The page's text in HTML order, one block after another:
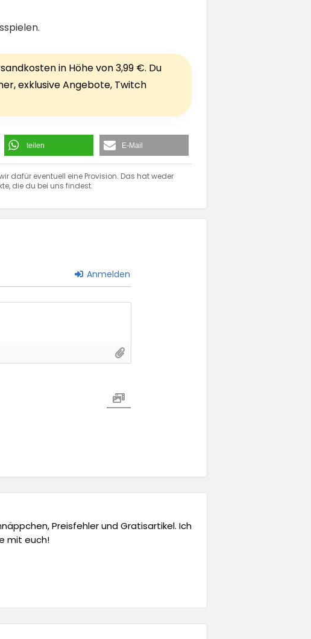
in Höhe von 3,99 €. Du
exklusive Angebote, Twitch
teilen E-Mail
dafür eventuell eine Provision. Das hat weder
die du bei uns findest.
Anmelden
Preisfehler und Gratisartikel. Ich
mit euch!